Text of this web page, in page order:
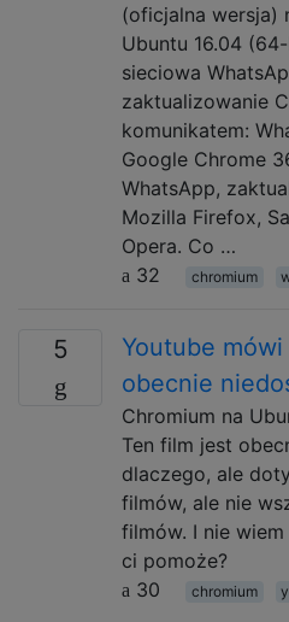
(oficjalna wersja)
Ubuntu 16.04
sieciowa
zaktualizowanie
komunikatem:
Google Chrome
WhatsApp,
Mozilla Firefox,
Opera. Co …
32
chromium
5
Youtube
obecnie
Chromium na
Ten film jest
dlaczego, ale
filmów, ale nie
filmów. I nie
ci pomoże?
30
chromium